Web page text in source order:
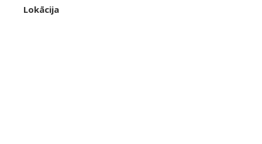
Lokācija